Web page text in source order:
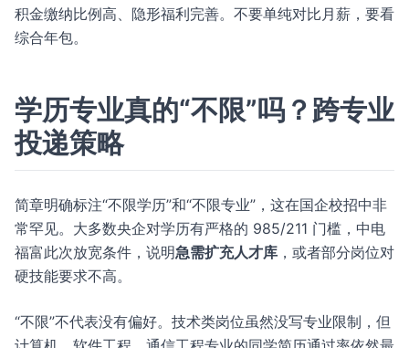
积金缴纳比例高、隐形福利完善。不要单纯对比月薪，要看
综合年包。
学历专业真的“不限”吗？跨专业
投递策略
简章明确标注“不限学历”和“不限专业”，这在国企校招中非
常罕见。大多数央企对学历有严格的 985/211 门槛，中电
福富此次放宽条件，说明急需扩充人才库 ，或者部分岗位对
硬技能要求不高。
“不限”不代表没有偏好。技术类岗位虽然没写专业限制，但